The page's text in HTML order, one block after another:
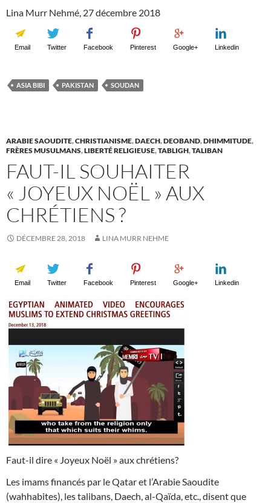
Lina Murr Nehmé, 27 décembre 2018
Email Twitter Facebook Pinterest Google+ Linkedin
ASIA BIBI PAKISTAN SOUDAN
ARABIE SAOUDITE,CHRISTIANISME,DAECH,DEOBAND,DHIMMITUDE,
FRÈRES MUSULMANS,LIBERTÉ RELIGIEUSE,TABLIGH,TALIBAN
FAUT-IL SOUHAITER
« JOYEUX NOËL » AUX
CHRÉTIENS ?
DÉCEMBRE 28, 2018 LINA MURR NEHME
Email Twitter Facebook Pinterest Google+ Linkedin
Faut-il dire « Joyeux Noël » aux chrétiens?
Les imams financés par le Qatar et l’Arabie Saoudite
(wahhabites), les talibans, Daech, al-Qaïda, etc., disent que